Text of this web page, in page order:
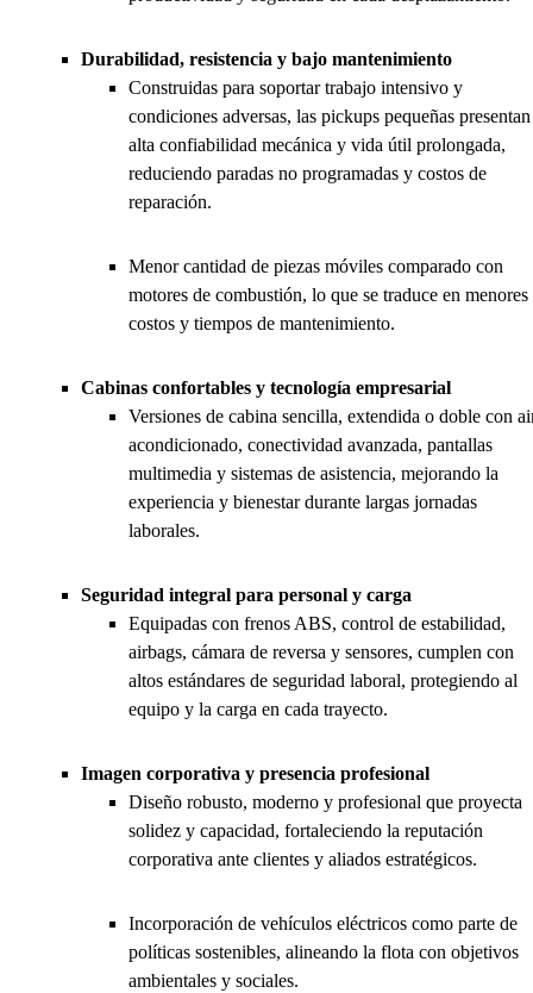
Durabilidad, resistencia y bajo mantenimiento
Construidas para soportar trabajo intensivo y
condiciones adversas, las pickups pequeñas presentan
alta confiabilidad mecánica y vida útil prolongada,
reduciendo paradas no programadas y costos de
reparación.
Menor cantidad de piezas móviles comparado con
motores de combustión, lo que se traduce en menores
costos y tiempos de mantenimiento.
Cabinas confortables y tecnología empresarial
Versiones de cabina sencilla, extendida o doble con
acondicionado, conectividad avanzada, pantallas
multimedia y sistemas de asistencia, mejorando la
experiencia y bienestar durante largas jornadas
laborales.
Seguridad integral para personal y carga
Equipadas con frenos ABS, control de estabilidad,
airbags, cámara de reversa y sensores, cumplen con
altos estándares de seguridad laboral, protegiendo al
equipo y la carga en cada trayecto.
Imagen corporativa y presencia profesional
Diseño robusto, moderno y profesional que proyecta
solidez y capacidad, fortaleciendo la reputación
corporativa ante clientes y aliados estratégicos.
Incorporación de vehículos eléctricos como parte de
políticas sostenibles, alineando la flota con objetivos
ambientales y sociales.